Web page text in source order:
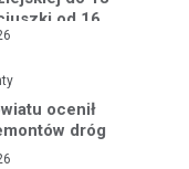
od 16
ocenił
dróg